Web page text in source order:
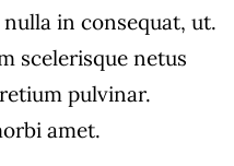
in consequat, ut.
scelerisque netus
pulvinar.
amet.